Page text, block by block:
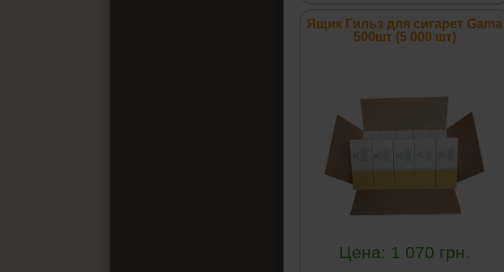
Ящик Гильз для сигарет Gama
500шт (5 000 шт)
Цена: 1 070 грн.